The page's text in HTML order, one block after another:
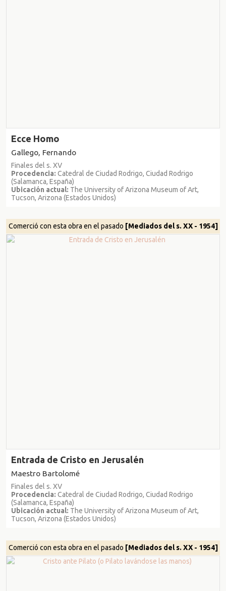
Ecce Homo
Gallego, Fernando
Finales del s. XV
Procedencia: Catedral de Ciudad Rodrigo, Ciudad Rodrigo
(Salamanca, España)
Ubicación actual: The University of Arizona Museum of Art,
Tucson, Arizona (Estados Unidos)
Comerció con esta obra en el pasado [Mediados del s. XX - 1954]
Entrada de Cristo en Jerusalén
Maestro Bartolomé
Finales del s. XV
Procedencia: Catedral de Ciudad Rodrigo, Ciudad Rodrigo
(Salamanca, España)
Ubicación actual: The University of Arizona Museum of Art,
Tucson, Arizona (Estados Unidos)
Comerció con esta obra en el pasado [Mediados del s. XX - 1954]